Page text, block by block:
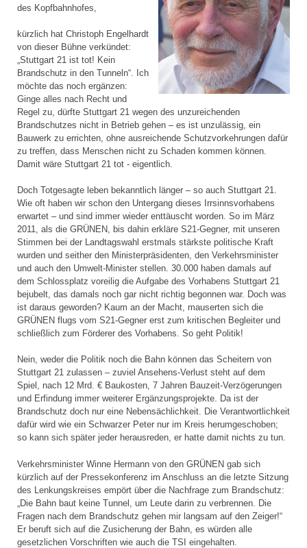
des Kopfbahnhofes,
kürzlich hat Christoph Engelhardt
von dieser Bühne verkündet:
„Stuttgart 21 ist tot! Kein
Brandschutz in den Tunneln“. Ich
möchte das noch ergänzen:
Ginge alles nach Recht und
Regel zu, dürfte Stuttgart 21 wegen des unzureichenden
Brandschutzes nicht in Betrieb gehen – es ist unzulässig, ein
Bauwerk zu errichten, ohne ausreichende Schutzvorkehrungen dafür
zu treffen, dass Menschen nicht zu Schaden kommen können.
Damit wäre Stuttgart 21 tot - eigentlich.
Doch Totgesagte leben bekanntlich länger – so auch Stuttgart 21.
Wie oft haben wir schon den Untergang dieses Irrsinnsvorhabens
erwartet – und sind immer wieder enttäuscht worden. So im März
2011, als die GRÜNEN, bis dahin erkläre S21-Gegner, mit unseren
Stimmen bei der Landtagswahl erstmals stärkste politische Kraft
wurden und seither den Ministerpräsidenten, den Verkehrsminister
und auch den Umwelt-Minister stellen. 30.000 haben damals auf
dem Schlossplatz voreilig die Aufgabe des Vorhabens Stuttgart 21
bejubelt, das damals noch gar nicht richtig begonnen war. Doch was
ist daraus geworden? Kaum an der Macht, mauserten sich die
GRÜNEN flugs vom S21-Gegner erst zum kritischen Begleiter und
schließlich zum Förderer des Vorhabens. So geht Politik!
Nein, weder die Politik noch die Bahn können das Scheitern von
Stuttgart 21 zulassen – zuviel Ansehens-Verlust steht auf dem
Spiel, nach 12 Mrd. € Baukosten, 7 Jahren Bauzeit-Verzögerungen
und Erfindung immer weiterer Ergänzungsprojekte. Da ist der
Brandschutz doch nur eine Nebensächlichkeit. Die Verantwortlichkeit
dafür wird wie ein Schwarzer Peter nur im Kreis herumgeschoben;
so kann sich später jeder herausreden, er hatte damit nichts zu tun.
Verkehrsminister Winne Hermann von den GRÜNEN gab sich
kürzlich auf der Pressekonferenz im Anschluss an die letzte Sitzung
des Lenkungskreises empört über die Nachfrage zum Brandschutz:
„Die Bahn baut keine Tunnel, um Leute darin zu verbrennen. Die
Fragen nach dem Brandschutz gehen mir langsam auf den Zeiger!“
Er beruft sich auf die Zusicherung der Bahn, es würden alle
gesetzlichen Vorschriften wie auch die TSI eingehalten.